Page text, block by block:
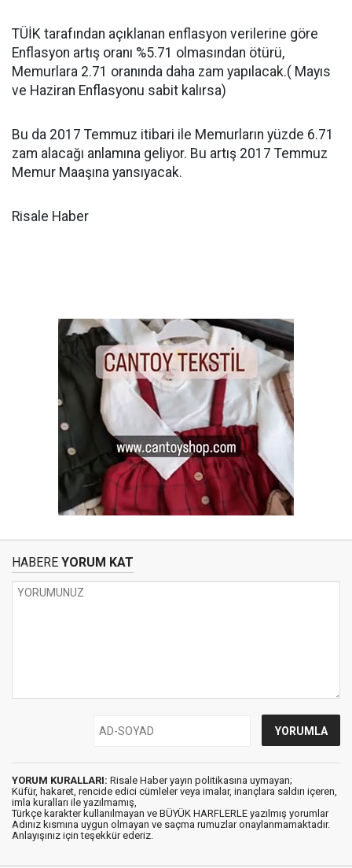
TÜİK tarafından açıklanan enflasyon verilerine göre
Enflasyon artış oranı %5.71 olmasından ötürü,
Memurlara 2.71 oranında daha zam yapılacak.( Mayıs
ve Haziran Enflasyonu sabit kalırsa)
Bu da 2017 Temmuz itibari ile Memurların yüzde 6.71
zam alacağı anlamına geliyor. Bu artış 2017 Temmuz
Memur Maaşına yansıyacak.
Risale Haber
HABERE YORUM KAT
YORUM KURALLARI: Risale Haber yayın politikasına uymayan;
Küfür, hakaret, rencide edici cümleler veya imalar, inançlara saldırı içeren,
imla kuralları ile yazılmamış,
Türkçe karakter kullanılmayan ve BÜYÜK HARFLERLE yazılmış yorumlar
Adınız kısmına uygun olmayan ve saçma rumuzlar onaylanmamaktadır.
Anlayışınız için teşekkür ederiz.